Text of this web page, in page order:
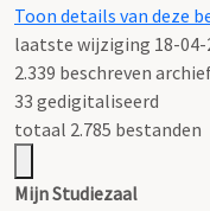
Toon details van deze
laatste wijziging 18-04-
2.339 beschreven
33 gedigitaliseerd
totaal 2.785 bestanden
Mijn Studiezaal